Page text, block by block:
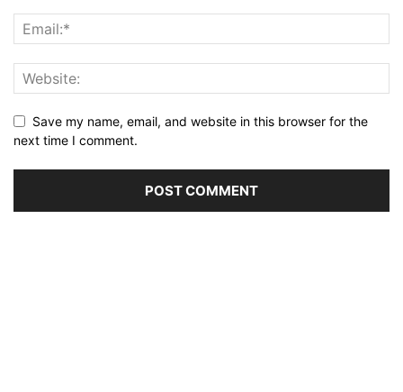
Save my name, email, and website in this browser for the
next time I comment.